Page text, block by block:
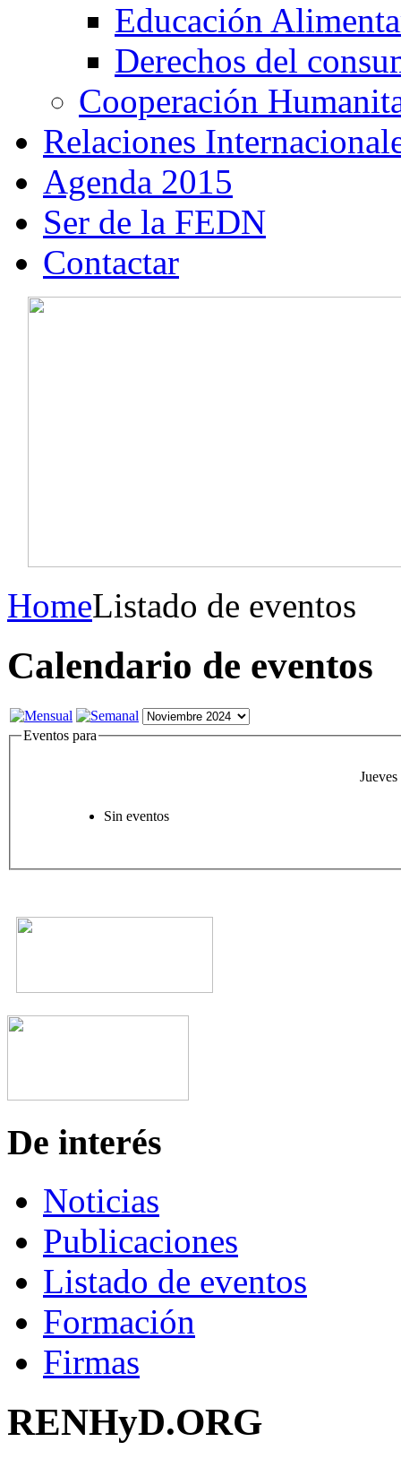
Educación
Derechos del
Cooperación
Relaciones
Agenda 2015
Ser de la FEDN
Contactar
HomeListado de eventos
Calendario de eventos
Eventos para
Sin eventos
De interés
Noticias
Publicaciones
Listado de eventos
Formación
Firmas
RENHyD.ORG